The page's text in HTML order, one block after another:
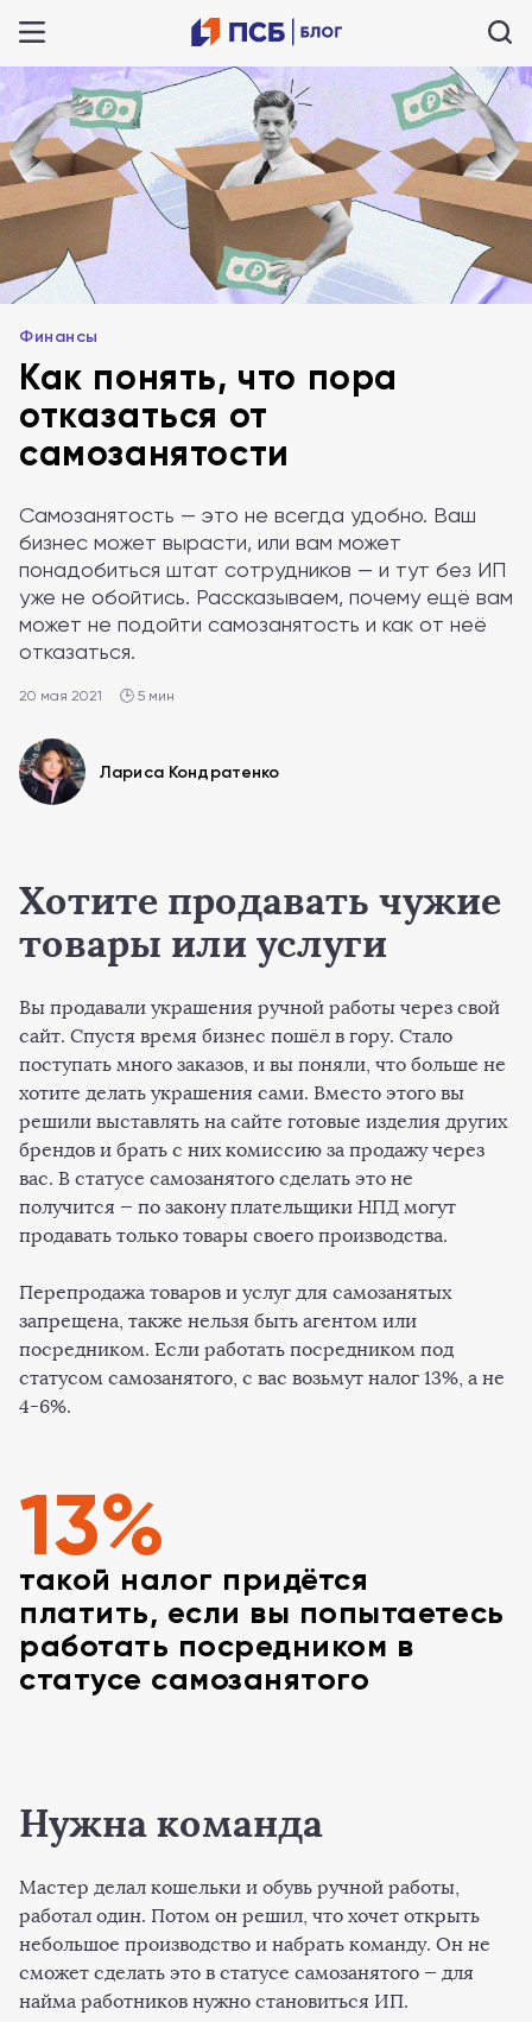
Финансы
Как понять, что пора
отказаться от
самозанятости
Самозанятость — это не всегда удобно. Ваш
бизнес может вырасти, или вам может
понадобиться штат сотрудников — и тут без ИП
уже не обойтись. Рассказываем, почему ещё вам
может не подойти самозанятость и как от неё
отказаться.
20 мая 2021 🕒 5 мин
Лариса Кондратенко
Хотите продавать чужие
товары или услуги
Вы продавали украшения ручной работы через свой
сайт. Спустя время бизнес пошёл в гору. Стало
поступать много заказов, и вы поняли, что больше не
хотите делать украшения сами. Вместо этого вы
решили выставлять на сайте готовые изделия других
брендов и брать с них комиссию за продажу через
вас. В статусе самозанятого сделать это не
получится — по закону плательщики НПД могут
продавать только товары своего производства.
Перепродажа товаров и услуг для самозанятых
запрещена, также нельзя быть агентом или
посредником. Если работать посредником под
статусом самозанятого, с вас возьмут налог 13%, а не
4-6%.
13%
такой налог придётся
платить, если вы попытаетесь
работать посредником в
статусе самозанятого
Нужна команда
Мастер делал кошельки и обувь ручной работы,
работал один. Потом он решил, что хочет открыть
небольшое производство и набрать команду. Он не
сможет сделать это в статусе самозанятого — для
найма работников нужно становиться ИП.